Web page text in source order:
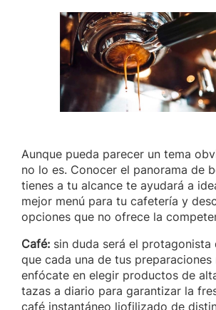
Aunque pueda parecer un tema
no lo es. Conocer el panorama de
tienes a tu alcance te ayudará a
mejor menú para tu cafetería y
opciones que no ofrece la
Café: sin duda será el protagonista
que cada una de tus preparaciones
enfócate en elegir productos de
tazas a diario para garantizar la
café instantáneo liofilizado de